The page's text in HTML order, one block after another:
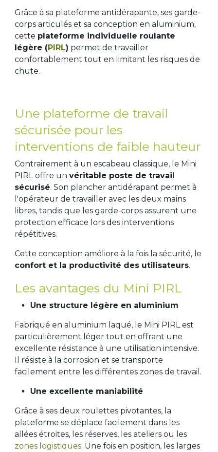
Grâce à sa plateforme antidérapante, ses garde-
corps articulés et sa conception en aluminium,
cette plateforme individuelle roulante
légère (PIRL) permet de travailler
confortablement tout en limitant les risques de
chute.
Une plateforme de travail
sécurisée pour les
interventions de faible hauteur
Contrairement à un escabeau classique, le Mini
PIRL offre un véritable poste de travail
sécurisé. Son plancher antidérapant permet à
l'opérateur de travailler avec les deux mains
libres, tandis que les garde-corps assurent une
protection efficace lors des interventions
répétitives.
Cette conception améliore à la fois la sécurité, le
confort et la productivité des utilisateurs.
Les avantages du Mini PIRL
Une structure légère en aluminium
Fabriqué en aluminium laqué, le Mini PIRL est
particulièrement léger tout en offrant une
excellente résistance à une utilisation intensive.
Il résiste à la corrosion et se transporte
facilement entre les différentes zones de travail.
​Une excellente maniabilité
Grâce à ses deux roulettes pivotantes, la
plateforme se déplace facilement dans les
allées étroites, les réserves, les ateliers ou les
zones logistiques. Une fois en position, les larges